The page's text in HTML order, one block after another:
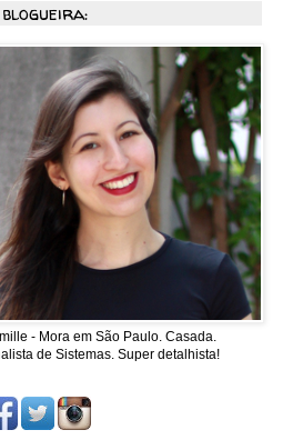
- Mora em São Paulo. Casada.
de Sistemas. Super detalhista!